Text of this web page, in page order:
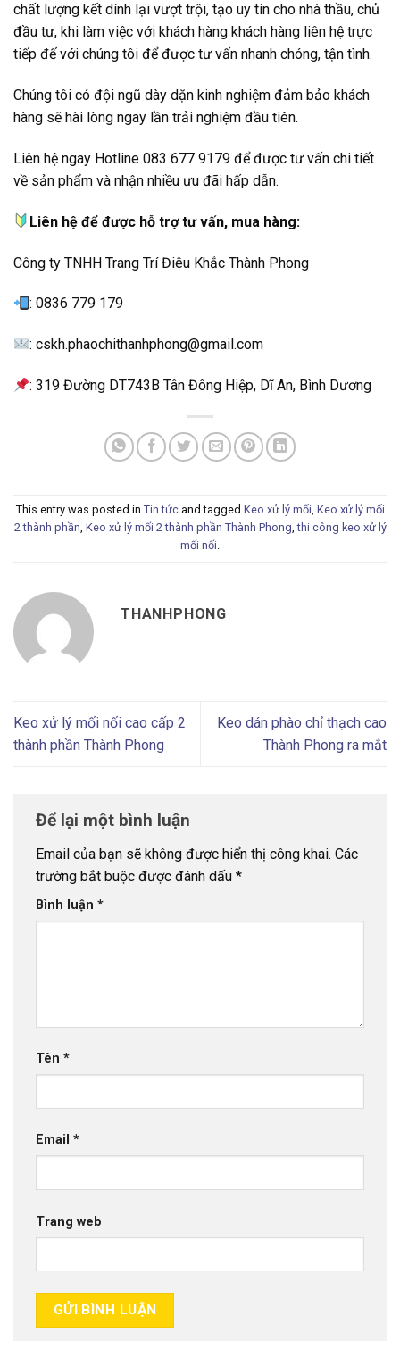
chất lượng kết dính lại vượt trội, tạo uy tín cho nhà thầu, chủ
đầu tư, khi làm việc với khách hàng khách hàng liên hệ trực
tiếp đế với chúng tôi để được tư vấn nhanh chóng, tận tình.
Chúng tôi có đội ngũ dày dặn kinh nghiệm đảm bảo khách
hàng sẽ hài lòng ngay lần trải nghiệm đầu tiên.
Liên hệ ngay Hotline 083 677 9179 để được tư vấn chi tiết
về sản phẩm và nhận nhiều ưu đãi hấp dẫn.
Liên hệ để được hỗ trợ tư vấn, mua hàng:
Công ty TNHH Trang Trí Điêu Khắc Thành Phong
: 0836 779 179
: cskh.phaochithanhphong@gmail.com
: 319 Đường DT743B Tân Đông Hiệp, Dĩ An, Bình Dương
This entry was posted in Tin tứcand tagged Keo xử lý mối, Keo xử lý mối
2 thành phần, Keo xử lý mối 2 thành phần Thành Phong,thi công keo xử lý
mối nối.
THANHPHONG
Keo xử lý mối nối cao cấp 2
thành phần Thành Phong
Keo dán phào chỉ thạch cao
Thành Phong ra mắt
Để lại một bình luận
Email của bạn sẽ không được hiển thị công khai. Các
trường bắt buộc được đánh dấu *
Bình luận *
Tên *
Email *
Trang web